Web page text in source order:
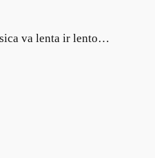
va lenta ir lento…